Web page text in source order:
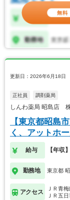
更新日：2026年6月18日
正社員 調剤薬局
しんわ薬局 昭島店
【東京都昭島
く、アットホ
給与 【年収
勤務地 東京都
アクセス
ＪＲ青
ＪＲ五